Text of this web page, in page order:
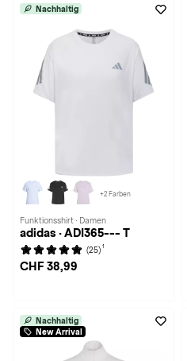
Nachhaltig
+2 Farben
Funktionsshirt · Damen
adidas · ADI365--- T
(25) 1
CHF 38,99
Nachhaltig
New Arrival